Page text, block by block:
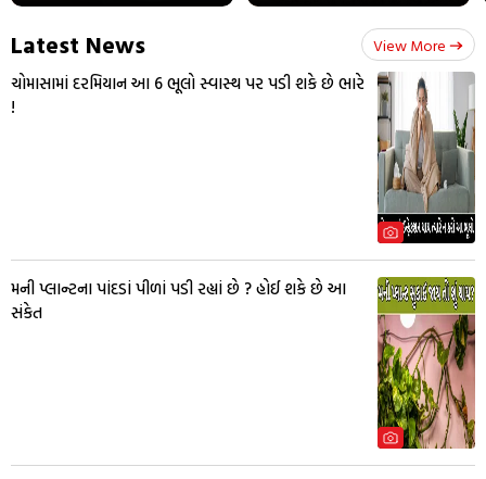
Latest News View More
ચોમાસામાં દરમિયાન આ 6 ભૂલો સ્વાસ્થ પર પડી શકે છે ભારે
!
મની પ્લાન્ટના પાંદડાં પીળાં પડી રહ્યાં છે ? હોઈ શકે છે આ
સંકેત